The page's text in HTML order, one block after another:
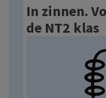
In zinnen.
de NT2 klas